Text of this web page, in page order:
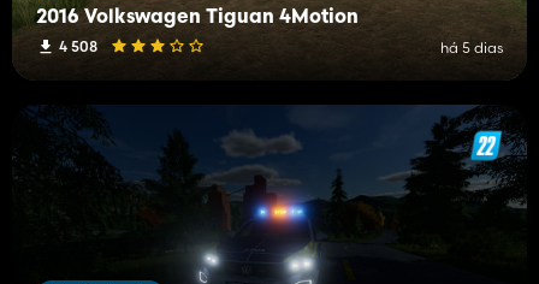
2016 Volkswagen Tiguan 4Motion
4 508 há 5 dias